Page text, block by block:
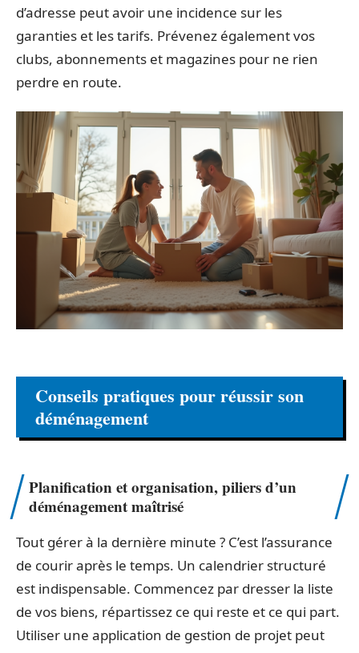
d’adresse peut avoir une incidence sur les
garanties et les tarifs. Prévenez également vos
clubs, abonnements et magazines pour ne rien
perdre en route.
Conseils pratiques pour réussir son
déménagement
Planification et organisation, piliers d’un
déménagement maîtrisé
Tout gérer à la dernière minute ? C’est l’assurance
de courir après le temps. Un calendrier structuré
est indispensable. Commencez par dresser la liste
de vos biens, répartissez ce qui reste et ce qui part.
Utiliser une application de gestion de projet peut